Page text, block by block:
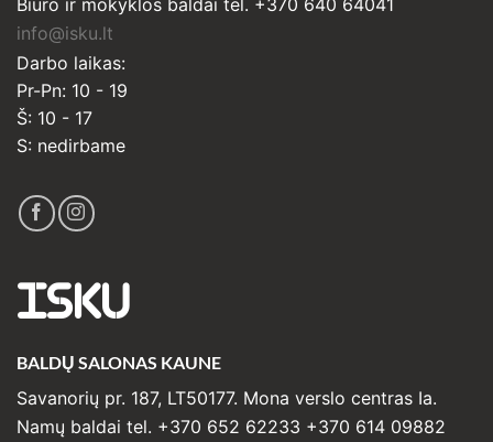
info@isku.lt
Darbo laikas:
Pr-Pn: 10 - 19
Š: 10 - 17
S: nedirbame
ISKU
BALDŲ SALONAS KAUNE
Savanorių pr. 187, LT50177. Mona verslo centras Ia.
Namų baldai tel. +370 652 62233 +370 614 09882